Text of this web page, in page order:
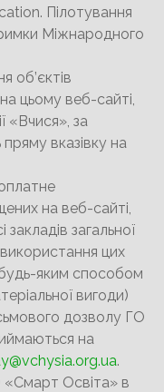
Пілотування
Міжнародного
об’єктів
цьому веб-сайті,
«Вчися», за
вказівку на
на веб-сайті,
загальної
цих
будь-яким способом
вигоди)
дозволу ГО
на
.
«Смарт Освіта» в